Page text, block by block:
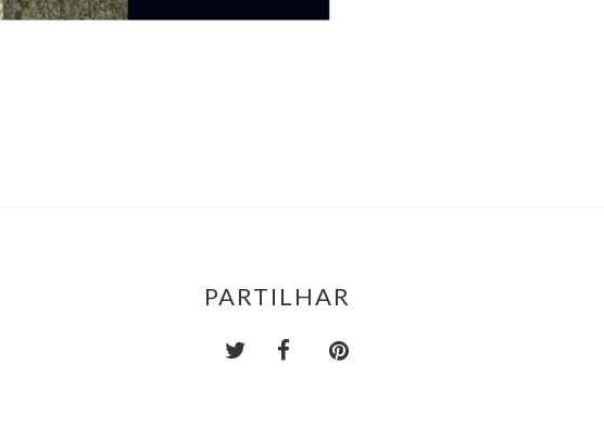
PARTILHAR